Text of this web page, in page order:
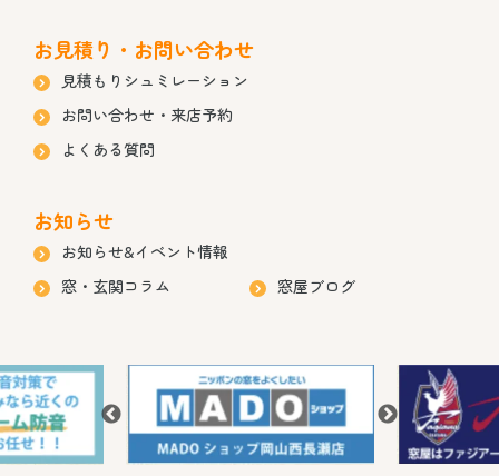
お見積り・お問い合わせ
見積もりシュミレーション
お問い合わせ・来店予約
よくある質問
お知らせ
お知らせ&イベント情報
窓・玄関コラム
窓屋ブログ